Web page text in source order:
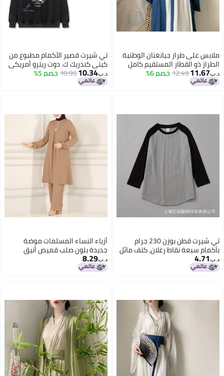
ملابس على طراز جيانغنان الوطنية
الطراز ذو القطار المستقيم كامل
الطقم من الرقص العتيق هانفو
النسائي المحسن على طراز وي جين
د.ب‏11.67
12.49خصم 6%
تي شيرت قصير الأكمام مطبوع من
كيني كندريك ك. دوت ريترو أمريكي
من قطن ثقيل
د.ب‏10.34
10.95خصم 5%
تي شيرت قطن بوزن 230 جرام
بأكمام سبعة نقاط رغلان، كتف مائل
بتصميم متناسق، حافة منحنية، حجم
كبير بخياطة مزدوجة
د.ب‏4.71
أزياء النساء المسلمات موضة
جديدة بلون صلب قميص أنيق
بأكمام طويلة وسروال واسع
فضفاض
د.ب‏8.29